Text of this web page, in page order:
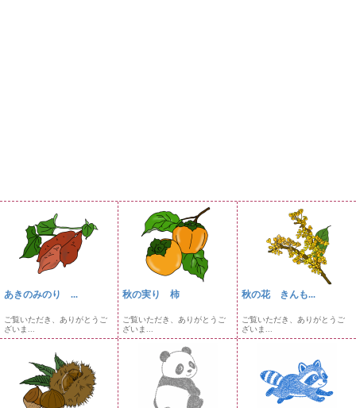
あきのみのり ...
ご覧いただき、ありがとうご
ざいま...
秋の実り 柿
ご覧いただき、ありがとうご
ざいま...
秋の花 きんも...
ご覧いただき、ありがとうご
ざいま...